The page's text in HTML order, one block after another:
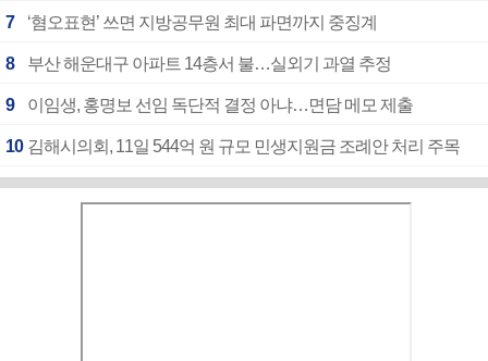
7 ‘혐오표현’ 쓰면 지방공무원 최대 파면까지 중징계
8 부산 해운대구 아파트 14층서 불…실외기 과열 추정
9 이임생, 홍명보 선임 독단적 결정 아냐…면담 메모 제출
10 김해시의회, 11일 544억 원 규모 민생지원금 조례안 처리 주목